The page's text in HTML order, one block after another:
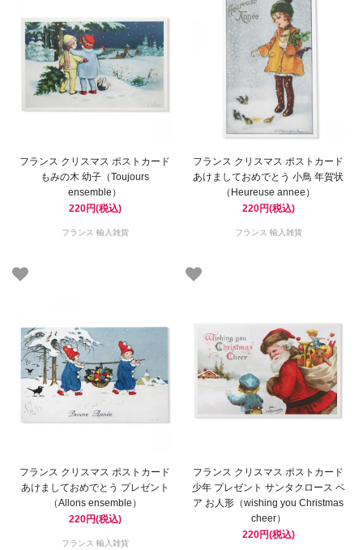
フランス クリスマス ポストカード
もみの木 幼子（Toujours
ensemble）
220円(税込)
フランス 輸入雑貨
フランス クリスマス ポストカード
あけましておめでとう 小鳥 年賀状
（Heureuse annee）
220円(税込)
フランス 輸入雑貨
フランス クリスマス ポストカード
あけましておめでとう プレゼント
（Allons ensemble）
220円(税込)
フランス 輸入雑貨
フランス クリスマス ポストカード
少年 プレゼント サンタクロース ベ
ア お人形（wishing you Christmas
cheer）
220円(税込)